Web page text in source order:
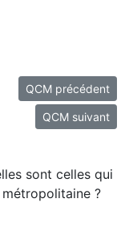
QCM précédent
QCM suivant
sont celles qui
?